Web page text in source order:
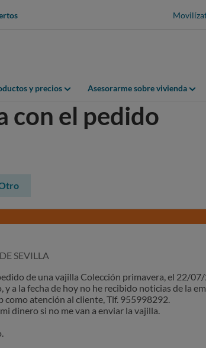
y precios Asesorarme sobre vivienda
con el pedido
SEVILLA
de una vajilla Colección primavera, el 22/
a la fecha de hoy no he recibido noticias de la
como atención al cliente, Tlf. 955998292.
dinero si no me van a enviar la vajilla.